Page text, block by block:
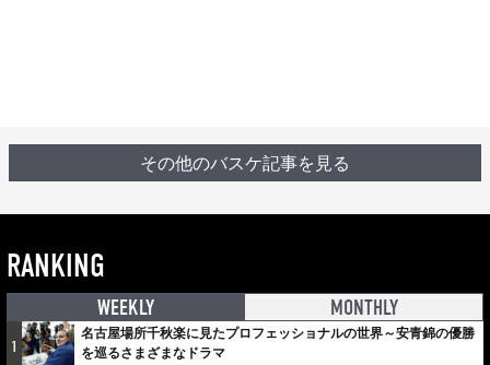
その他のバスケ記事を見る
RANKING
WEEKLY MONTHLY
1
名古屋場所千秋楽に見たプロフェッショナルの世界～安青錦の優勝
を巡るさまざまなドラマ